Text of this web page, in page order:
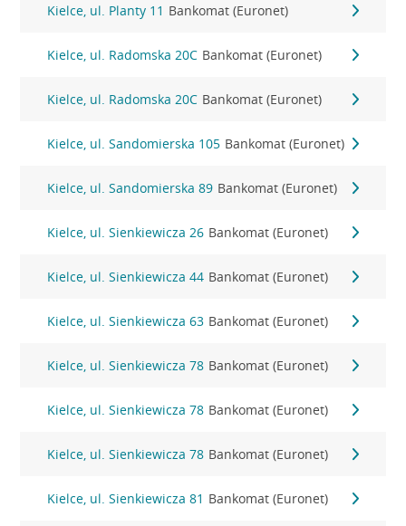
Kielce, ul. Planty 11 Bankomat (Euronet)
Kielce, ul. Radomska 20C Bankomat (Euronet)
Kielce, ul. Radomska 20C Bankomat (Euronet)
Kielce, ul. Sandomierska 105 Bankomat (Euronet)
Kielce, ul. Sandomierska 89 Bankomat (Euronet)
Kielce, ul. Sienkiewicza 26 Bankomat (Euronet)
Kielce, ul. Sienkiewicza 44 Bankomat (Euronet)
Kielce, ul. Sienkiewicza 63 Bankomat (Euronet)
Kielce, ul. Sienkiewicza 78 Bankomat (Euronet)
Kielce, ul. Sienkiewicza 78 Bankomat (Euronet)
Kielce, ul. Sienkiewicza 78 Bankomat (Euronet)
Kielce, ul. Sienkiewicza 81 Bankomat (Euronet)